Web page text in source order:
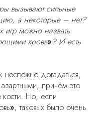
вызывают сильные
а некоторые – нет?
игр можно назвать
кровь»? И есть
несложно догадаться,
причём это
кости. Но, если
», таковых было очень